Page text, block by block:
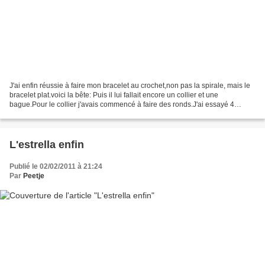
J'ai enfin réussie à faire mon bracelet au crochet,non pas la spirale, mais le
bracelet plat.voici la bête: Puis il lui fallait encore un collier et une
bague.Pour le collier j'avais commencé à faire des ronds.J'ai essayé 4
L'estrella enfin
Publié le 02/02/2011 à 21:24
Par Peetje